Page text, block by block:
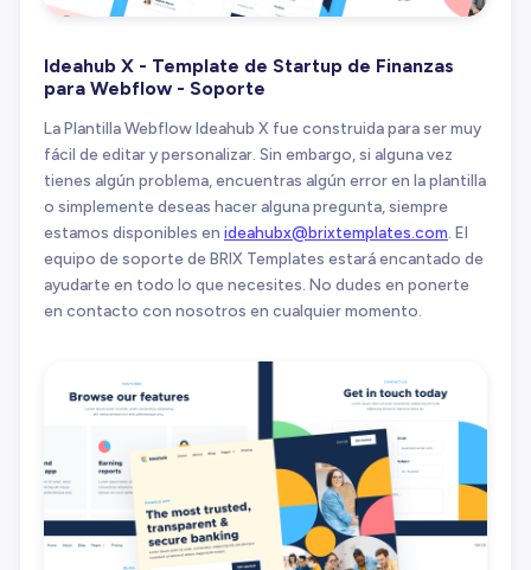
Ideahub X - Template de Startup de Finanzas
para Webflow - Soporte
La Plantilla Webflow Ideahub X fue construida para ser muy
fácil de editar y personalizar. Sin embargo, si alguna vez
tienes algún problema, encuentras algún error en la plantilla
o simplemente deseas hacer alguna pregunta, siempre
estamos disponibles en ideahubx@brixtemplates.com. El
equipo de soporte de BRIX Templates estará encantado de
ayudarte en todo lo que necesites. No dudes en ponerte
en contacto con nosotros en cualquier momento.